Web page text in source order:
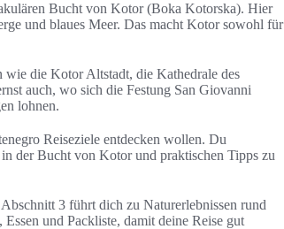
Bucht von Kotor (Boka Kotorska). Hier
und blaues Meer. Das macht Kotor sowohl für
die Kotor Altstadt, die Kathedrale des
auch, wo sich die Festung San Giovanni
lohnen.
Reiseziele entdecken wollen. Du
der Bucht von Kotor und praktischen Tipps zu
3 führt dich zu Naturerlebnissen rund
und Packliste, damit deine Reise gut